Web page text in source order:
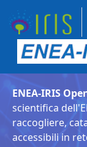
ENEA-IRIS
scientifica
raccogliere,
accessibili in